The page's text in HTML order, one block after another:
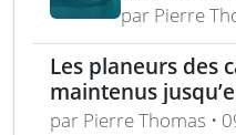
marin de
en Europe
par Pierre
Les planeurs des
maintenus
modernisation
par Pierre Thomas •